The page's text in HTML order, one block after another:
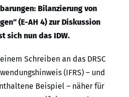
Bilanzierung von
(E-AH 4) zur Diskussion
sich nun das IDW.
Schreiben an das DRSC
(IFRS) – und
Beispiel – näher für